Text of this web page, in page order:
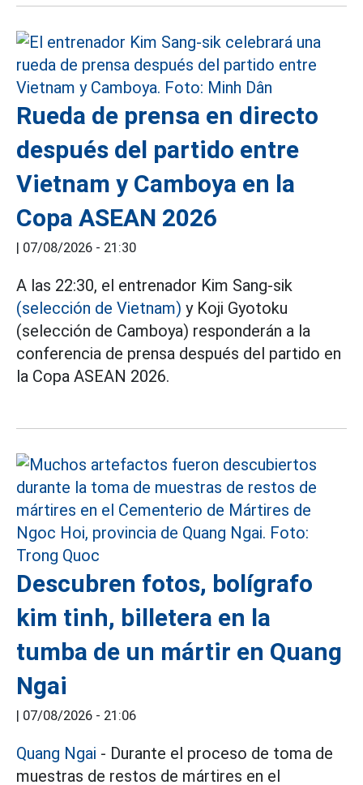
Rueda de prensa en directo
después del partido entre
Vietnam y Camboya en la
Copa ASEAN 2026
| 07/08/2026 - 21:30
A las 22:30, el entrenador Kim Sang-sik
(selección de Vietnam) y Koji Gyotoku
(selección de Camboya) responderán a la
conferencia de prensa después del partido en
la Copa ASEAN 2026.
Descubren fotos, bolígrafo
kim tinh, billetera en la
tumba de un mártir en Quang
Ngai
| 07/08/2026 - 21:06
Quang Ngai - Durante el proceso de toma de
muestras de restos de mártires en el